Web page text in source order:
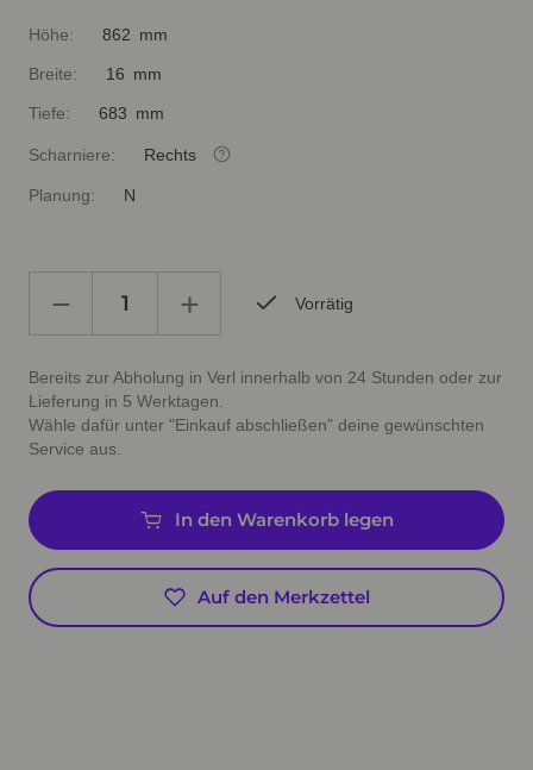
Höhe: 862 mm
Breite: 16 mm
Tiefe: 683 mm
Scharniere: Rechts
Planung: N
Vorrätig
Bereits zur Abholung in Verl innerhalb von 24 Stunden oder zur
Lieferung in 5 Werktagen.
Wähle dafür unter "Einkauf abschließen" deine gewünschten
Service aus.
In den Warenkorb legen
Auf den Merkzettel